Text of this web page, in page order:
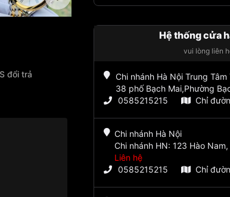
đổi trả
Hệ thống cửa
vui lòng liên
Chi nhánh Hà Nội Trung
38 phố Bạch Mai,Phường
0585215215
Chỉ
Chi nhánh Hà Nội
Chi nhánh HN: 123 Hào
Liên hệ
0585215215
Chỉ